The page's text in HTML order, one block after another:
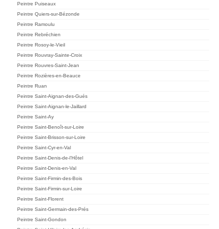
Peintre Puiseaux
Peintre Quiers-sur-Bézonde
Peintre Ramoulu
Peintre Rebréchien
Peintre Rosoy-le-Vieil
Peintre Rouvray-Sainte-Croix
Peintre Rouvres-Saint-Jean
Peintre Rozières-en-Beauce
Peintre Ruan
Peintre Saint-Aignan-des-Gués
Peintre Saint-Aignan-le-Jaillard
Peintre Saint-Ay
Peintre Saint-Benoît-sur-Loire
Peintre Saint-Brisson-sur-Loire
Peintre Saint-Cyr-en-Val
Peintre Saint-Denis-de-l’Hôtel
Peintre Saint-Denis-en-Val
Peintre Saint-Firmin-des-Bois
Peintre Saint-Firmin-sur-Loire
Peintre Saint-Florent
Peintre Saint-Germain-des-Prés
Peintre Saint-Gondon